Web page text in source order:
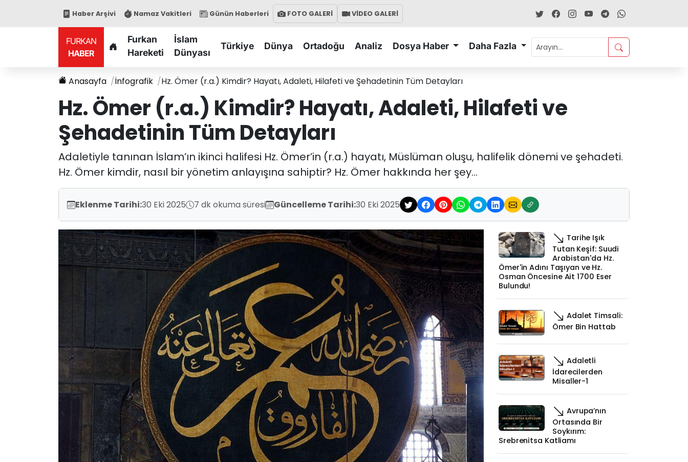
Haber Arşivi Namaz Vakitleri Günün Haberleri FOTO GALERİ VİDEO GALERİ
FURKAN
HABER
Furkan
Hareketi
İslam
Dünyası
Türkiye Dünya Ortadoğu Analiz Dosya Haber Daha Fazla
Anasayfa İnfografik Hz. Ömer (r.a.) Kimdir? Hayatı, Adaleti, Hilafeti ve Şehadetinin Tüm Detayları
Hz. Ömer (r.a.) Kimdir? Hayatı, Adaleti, Hilafeti ve
Şehadetinin Tüm Detayları
Adaletiyle tanınan İslam’ın ikinci halifesi Hz. Ömer’in (r.a.) hayatı, Müslüman oluşu, halifelik dönemi ve şehadeti.
Hz. Ömer kimdir, nasıl bir yönetim anlayışına sahiptir? Hz. Ömer hakkında her şey...
Eklenme Tarihi:30 Eki 2025 7 dk okuma süresi Güncelleme Tarihi:30 Eki 2025
Tarihe Işık
Tutan Keşif: Suudi
Arabistan'da Hz.
Ömer'in Adını Taşıyan ve Hz.
Osman Öncesine Ait 1700 Eser
Bulundu!
Adalet Timsali:
Ömer Bin Hattab
Adaletli
İdarecilerden
Misaller-1
Avrupa’nın
Ortasında Bir
Soykırım:
Srebrenitsa Katliamı